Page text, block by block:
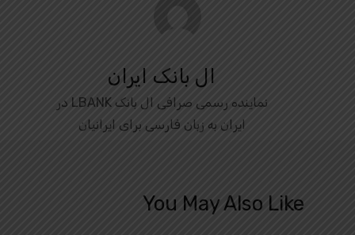
ال بانک ایران
نماینده رسمی صرافی ال بانک LBANK در
ایران به زبان فارسی برای ایرانیان
You May Also Like